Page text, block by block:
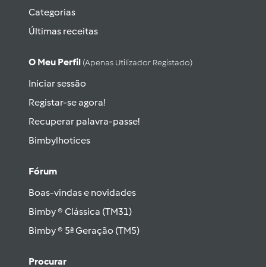
Categorias
Últimas receitas
O Meu Perfil (apenas Utilizador Registado)
Iniciar sessão
Registar-se agora!
Recuperar palavra-passe!
Bimbylhotices
Fórum
Boas-vindas e novidades
Bimby ® Clássica (TM31)
Bimby ® 5ª Geração (TM5)
Procurar